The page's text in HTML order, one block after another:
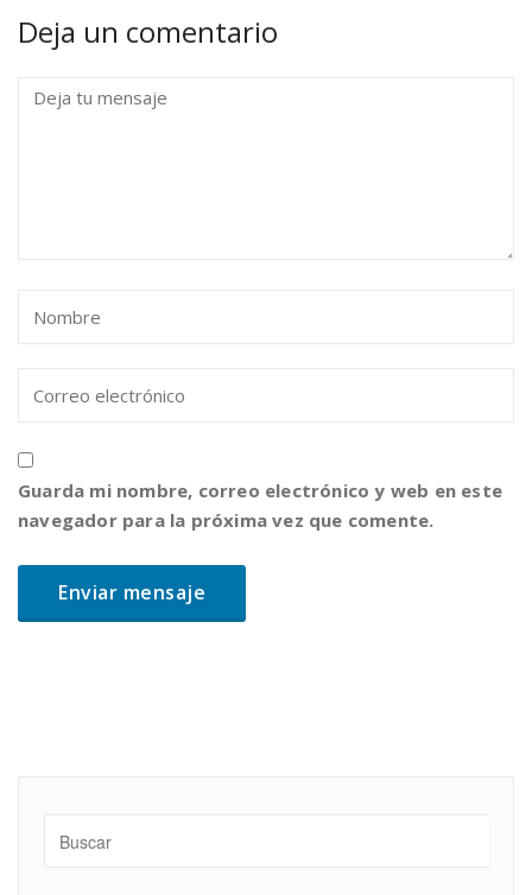
Deja un comentario
Guarda mi nombre, correo electrónico y web en este
navegador para la próxima vez que comente.